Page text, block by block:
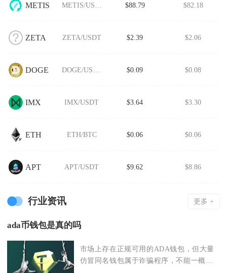
METIS METIS/USDT $88.79 $82.18
ZETA ZETA/USDT $2.39 $2.06
DOGE DOGE/USDT $0.09 $0.08
IMX IMX/USDT $3.64 $3.30
ETH ETH/BTC $0.06 $0.06
APT APT/USDT $9.62 $8.86
行业资讯 更多 +
ada币钱包是真的吗
市场上存在正规可用的ADA钱包，但大量
仿冒同名钱包属于诈骗程序，不能一概而